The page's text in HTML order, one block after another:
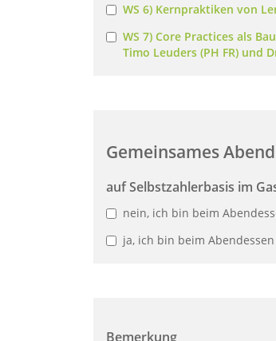
WS 6) Kernpraktiken von
WS 7) Core Practices als
Timo Leuders (PH FR) und
Gemeinsames
auf Selbstzahlerbasis im
nein, ich bin beim
ja, ich bin beim
Bemerkung